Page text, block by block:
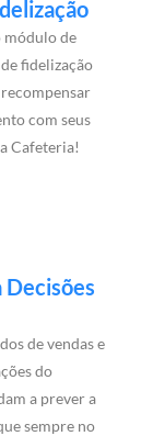
módulo de
fidelização
com seus
Cafeteria!
Decisões
de vendas e
do
a prever a
sempre no